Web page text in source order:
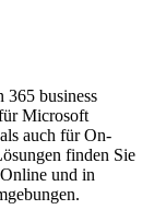
365 business
Microsoft
auch für On-
finden Sie
und in